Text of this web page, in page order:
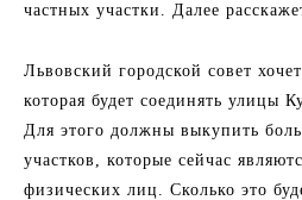
частных участки. Далее
Львовский городской совет
которая будет соединять улицы
Для этого должны выкупить
участков, которые сейчас
физических лиц. Сколько это